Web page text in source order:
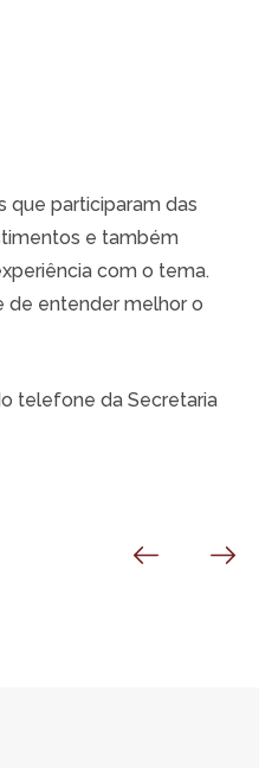
que participaram das
e também
com o tema.
de entender melhor o
telefone da Secretaria